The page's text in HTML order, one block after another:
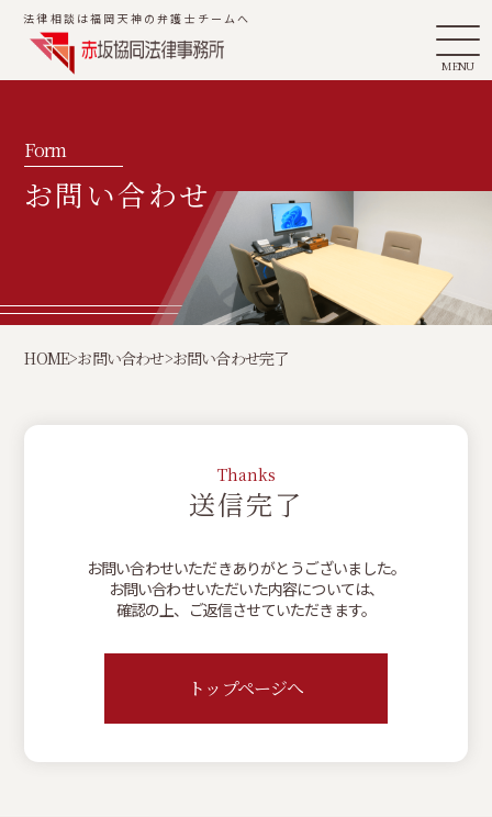
法律相談は福岡天神の弁護士チームへ
MENU
Form
お問い合わせ
HOME>お問い合わせ>お問い合わせ完了
送信完了
お問い合わせいただきありがとうございました。
お問い合わせいただいた内容については、
確認の上、ご返信させていただきます。
トップページへ